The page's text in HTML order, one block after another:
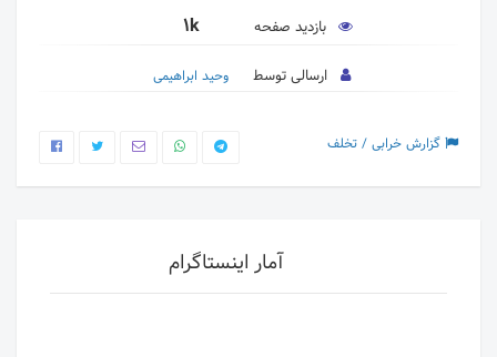
بازدید صفحه 1k
ارسالی توسط وحید ابراهیمی
گزارش خرابی / تخلف
آمار اینستاگرام